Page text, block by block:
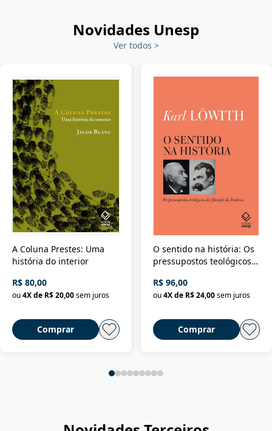
Novidades Unesp
Ver todos >
A Coluna Prestes: Uma
história do interior
R$ 80,00
ou4X de R$ 20,00sem juros
Comprar
O sentido na história: Os
pressupostos teológicos
R$ 96,00
ou 4X de R$ 24,00 sem juros
Comprar